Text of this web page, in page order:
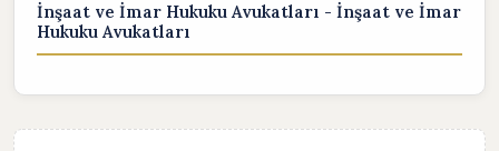
İnşaat ve İmar Hukuku Avukatları - İnşaat ve İmar
Hukuku Avukatları